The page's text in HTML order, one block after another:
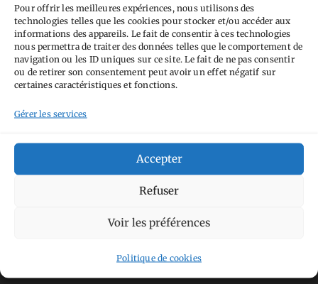
Pour offrir les meilleures expériences, nous utilisons des
technologies telles que les cookies pour stocker et/ou accéder aux
informations des appareils. Le fait de consentir à ces technologies
nous permettra de traiter des données telles que le comportement de
navigation ou les ID uniques sur ce site. Le fait de ne pas consentir
ou de retirer son consentement peut avoir un effet négatif sur
certaines caractéristiques et fonctions.
Gérer les services
Accepter
Refuser
Voir les préférences
Politique de cookies
Tags
Anti tourisme
Academy JaponJournées
Olympus OM-D E-M5
ParisPays-BasPays Basque